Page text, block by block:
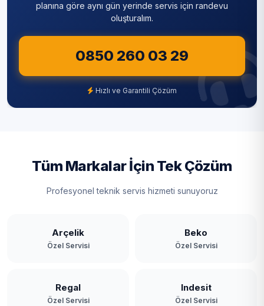
Sultanbeyli
Şişli
Tuzla
Üsküdar
Zeytinburnu
planına göre aynı gün yerinde servis için randevu
oluşturalım.
0850 260 03 29
Hızlı ve Garantili Çözüm
Tüm Markalar İçin Tek Çözüm
Profesyonel teknik servis hizmeti sunuyoruz
Arçelik
Özel Servisi
Beko
Özel Servisi
Regal
Özel Servisi
Indesit
Özel Servisi